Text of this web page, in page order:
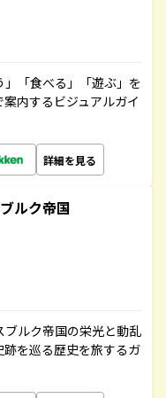
「食べる」「遊ぶ」を
内するビジュアルガイ
詳細を見る
ルク帝国
ブルク帝国の栄光と動乱
を巡る歴史を旅するガ